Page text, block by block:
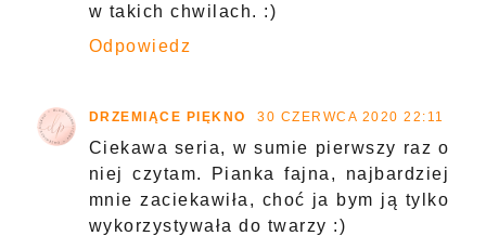
w takich chwilach. :)
Odpowiedz
DRZEMIĄCE PIĘKNO 30 CZERWCA 2020 22:11
Ciekawa seria, w sumie pierwszy raz o
niej czytam. Pianka fajna, najbardziej
mnie zaciekawiła, choć ja bym ją tylko
wykorzystywała do twarzy :)